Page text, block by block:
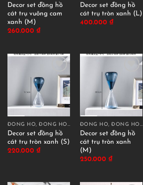
Decor set đồng hồ
cát trụ vuông cam
xanh (M)
260.000 ₫
Decor set đồng hồ
cát trụ tròn xanh (L)
400.000 ₫
ĐỒNG HỒ, ĐỒNG HỒ CÁT DECOR
Decor set đồng hồ
cát trụ tròn xanh (S)
220.000 ₫
ĐỒNG HỒ, ĐỒNG HỒ CÁT DECOR
Decor set đồng hồ
cát trụ tròn xanh
(M)
250.000 ₫